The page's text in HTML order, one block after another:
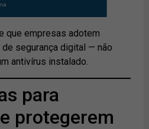
que empresas adotem
de segurança digital — não
antivírus instalado.
para
protegerem